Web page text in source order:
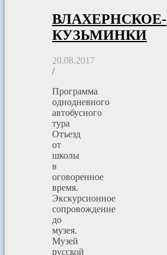
ВЛАХЕРНСКОЕ-
КУЗЬМИНКИ
20.08.2017
/
Программа
однодневного
автобусного
тура
Отъезд
от
школы
в
оговоренное
время.
Экскурсионное
сопровождение
до
музея.
Музей
русской